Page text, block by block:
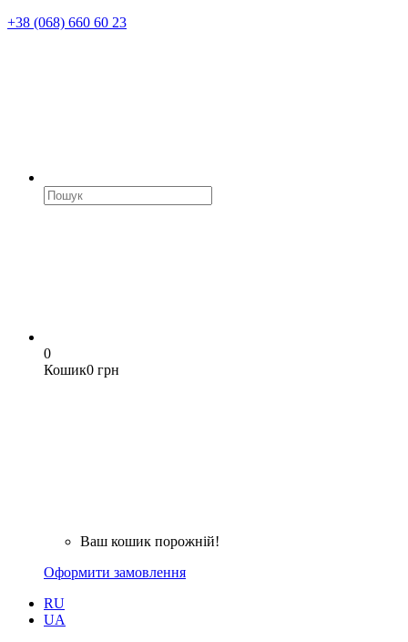
+38 (068) 660 60 23
0
Кошик0 грн
Ваш кошик порожній!
Оформити замовлення
RU
UA